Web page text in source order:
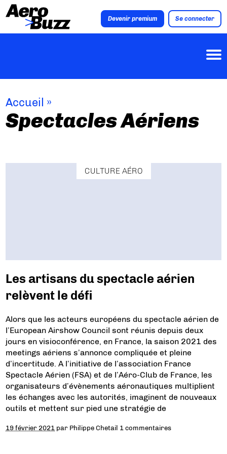
Devenir premium Se connecter
Accueil »
Spectacles Aériens
CULTURE AÉRO
Les artisans du spectacle aérien
relèvent le défi
Alors que les acteurs européens du spectacle aérien de
l’European Airshow Council sont réunis depuis deux
jours en visioconférence, en France, la saison 2021 des
meetings aériens s’annonce compliquée et pleine
d’incertitude. A l’initiative de l’association France
Spectacle Aérien (FSA) et de l’Aéro-Club de France, les
organisateurs d’évènements aéronautiques multiplient
les échanges avec les autorités, imaginent de nouveaux
outils et mettent sur pied une stratégie de
19 février 2021 par Philippe Chetail 1 commentaires